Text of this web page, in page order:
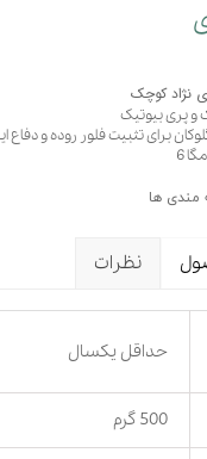
نژاد کوچک
و پری بیوتیک
برای تثبیت فلور روده و دفاع
مندی ها
نظرات
حداقل یکسال
500 گرم